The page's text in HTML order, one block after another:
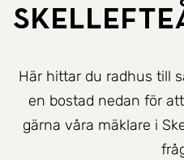
Här hittar du radhus till
en bostad nedan för
gärna våra mäklare i